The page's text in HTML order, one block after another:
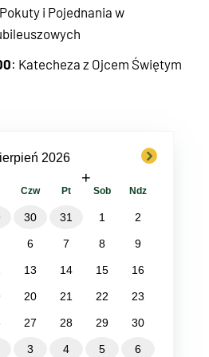
i Pojednania w
: Katecheza z Ojcem Świętym
2026
+
next
Czw Pt Sob Ndz
30 31 1 2
6 7 8 9
13 14 15 16
20 21 22 23
27 28 29 30
3 4 5 6